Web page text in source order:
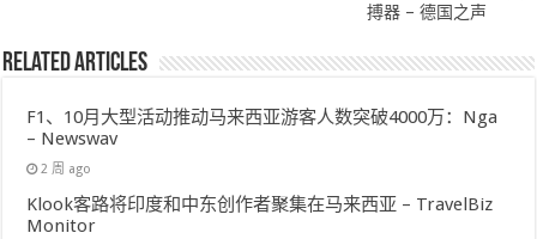
搏器 – 德国之声
Related Articles
F1、10月大型活动推动马来西亚游客人数突破4000万：Nga
– Newswav
2 周 ago
Klook客路将印度和中东创作者聚集在马来西亚 – TravelBiz
Monitor